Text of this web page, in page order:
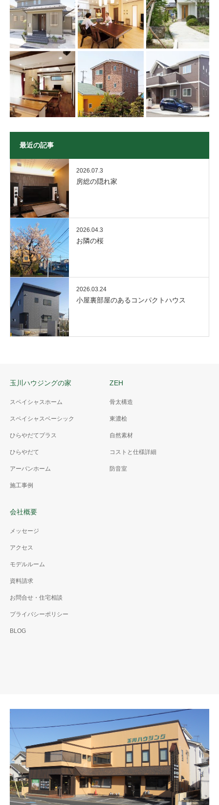
最近の記事
2026.07.3
房総の隠れ家
2026.04.3
お隣の桜
2026.03.24
小屋裏部屋のあるコンパクトハウス
玉川ハウジングの家
スペイシャスホーム
スペイシャスベーシック
ひらやだてプラス
ひらやだて
アーバンホーム
施工事例
ZEH
骨太構造
東濃桧
自然素材
コストと仕様詳細
防音室
会社概要
メッセージ
アクセス
モデルルーム
資料請求
お問合せ・住宅相談
プライバシーポリシー
BLOG